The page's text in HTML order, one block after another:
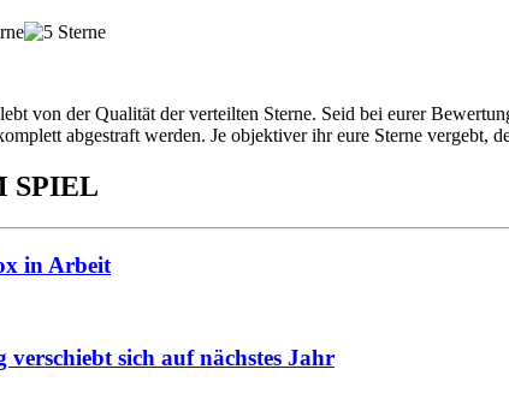
von der Qualität der verteilten Sterne. Seid bei eurer
abgestraft werden. Je objektiver ihr eure Sterne vergebt,
SPIEL
in Arbeit
sich auf nächstes Jahr